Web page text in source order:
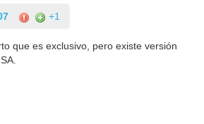
+1
que es exclusivo, pero existe versión